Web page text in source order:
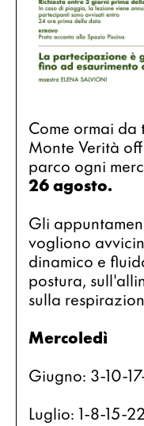
Come ormai
Monte Verità
parco ogni
26 agosto.
Gli
vogliono
dinamico e
postura,
sulla
Mercoledì
Giugno: 3-10-
Luglio: 1-8-15-